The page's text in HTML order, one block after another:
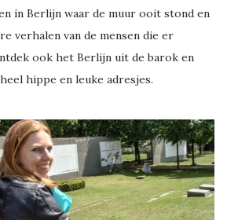
in Berlijn waar de muur ooit stond en
verhalen van de mensen die er
ook het Berlijn uit de barok en
hippe en leuke adresjes.